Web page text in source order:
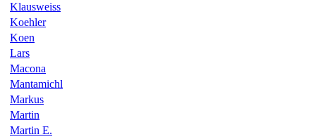
Klausweiss
Koehler
Koen
Lars
Macona
Mantamichl
Markus
Martin
Martin E.